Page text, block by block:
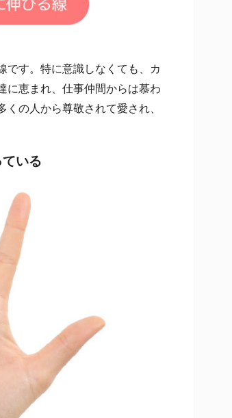
す。特に意識しなくても、カ
に恵まれ、仕事仲間からは慕わ
の人から尊敬されて愛され、
いる